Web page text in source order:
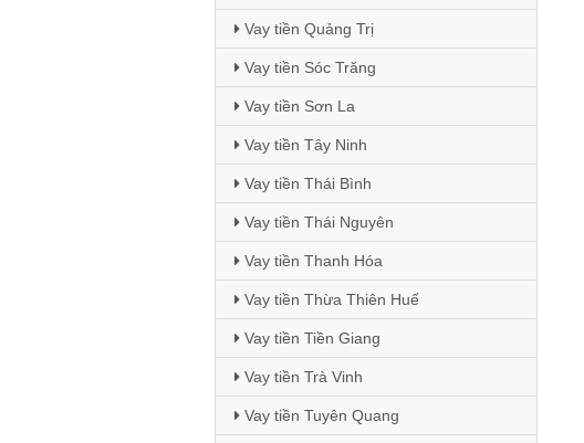
Vay tiền Quảng Trị
Vay tiền Sóc Trăng
Vay tiền Sơn La
Vay tiền Tây Ninh
Vay tiền Thái Bình
Vay tiền Thái Nguyên
Vay tiền Thanh Hóa
Vay tiền Thừa Thiên Huế
Vay tiền Tiền Giang
Vay tiền Trà Vinh
Vay tiền Tuyên Quang